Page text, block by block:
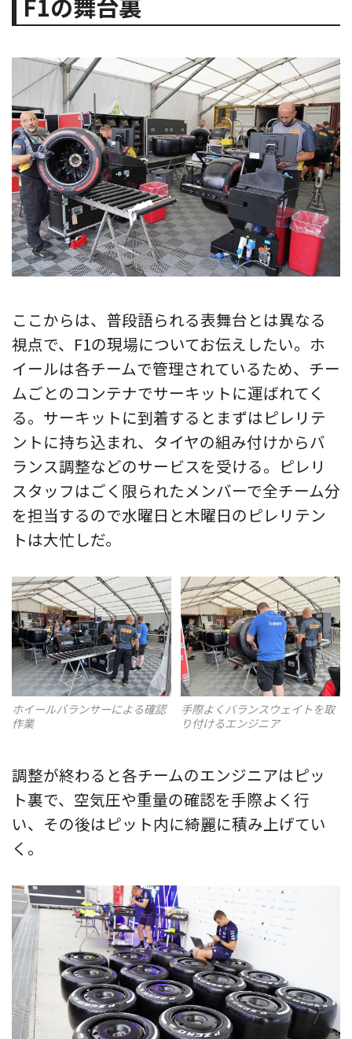
ここからは、普段語られる表舞台とは異なる
視点で、F1の現場についてお伝えしたい。ホ
イールは各チームで管理されているため、チー
ムごとのコンテナでサーキットに運ばれてく
る。サーキットに到着するとまずはピレリテ
ントに持ち込まれ、タイヤの組み付けからバ
ランス調整などのサービスを受ける。ピレリ
スタッフはごく限られたメンバーで全チーム分
を担当するので水曜日と木曜日のピレリテン
トは大忙しだ。
ホイールバランサーによる確認
作業
手際よくバランスウェイトを取
り付けるエンジニア
調整が終わると各チームのエンジニアはピッ
ト裏で、空気圧や重量の確認を手際よく行
い、その後はピット内に綺麗に積み上げてい
く。